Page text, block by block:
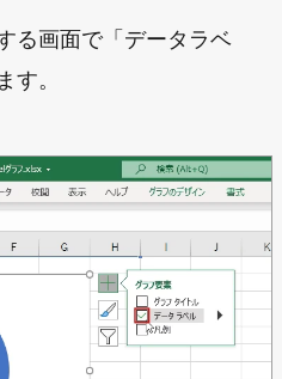
る画面で「データラベ
す。